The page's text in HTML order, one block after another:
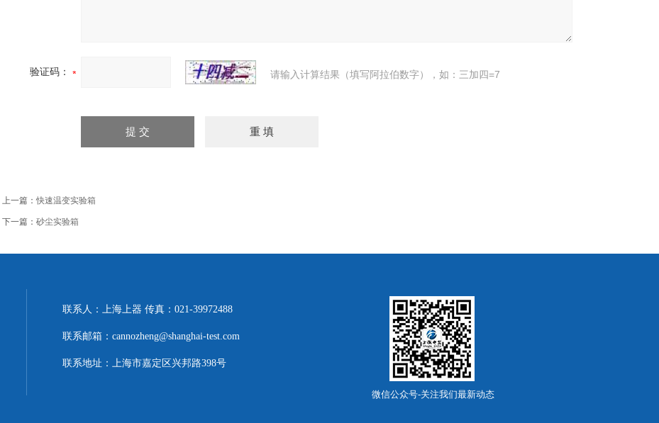
验证码： 请输入计算结果（填写阿拉伯数字），如：三加四=7
上一篇：快速温变实验箱
下一篇： 砂尘实验箱
联系人：上海上器 传真：021-39972488
联系邮箱：cannozheng@shanghai-test.com
联系地址：上海市嘉定区兴邦路398号
微信公众号-关注我们最新动态